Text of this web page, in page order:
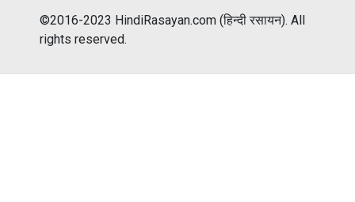
©2016-2023 HindiRasayan.com (हिन्दी रसायन). All
rights reserved.